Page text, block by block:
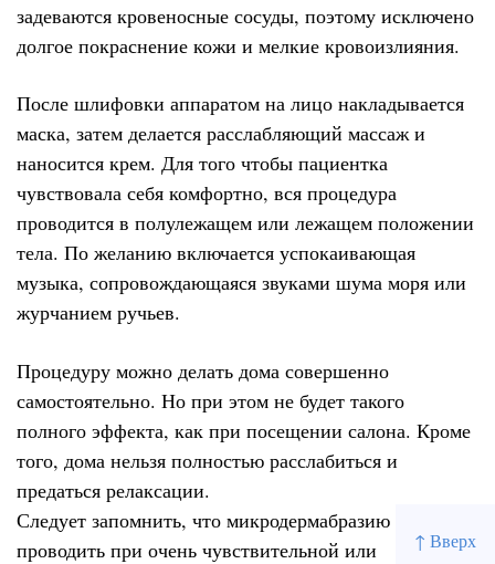
↑ Вверх
задеваются кровеносные сосуды, поэтому исключено
долгое покраснение кожи и мелкие кровоизлияния.
После шлифовки аппаратом на лицо накладывается
маска, затем делается расслабляющий массаж и
наносится крем. Для того чтобы пациентка
чувствовала себя комфортно, вся процедура
проводится в полулежащем или лежащем положении
тела. По желанию включается успокаивающая
музыка, сопровождающаяся звуками шума моря или
журчанием ручьев.
Процедуру можно делать дома совершенно
самостоятельно. Но при этом не будет такого
полного эффекта, как при посещении салона. Кроме
того, дома нельзя полностью расслабиться и
предаться релаксации.
Следует запомнить, что микродермабразию нельзя
проводить при очень чувствительной или